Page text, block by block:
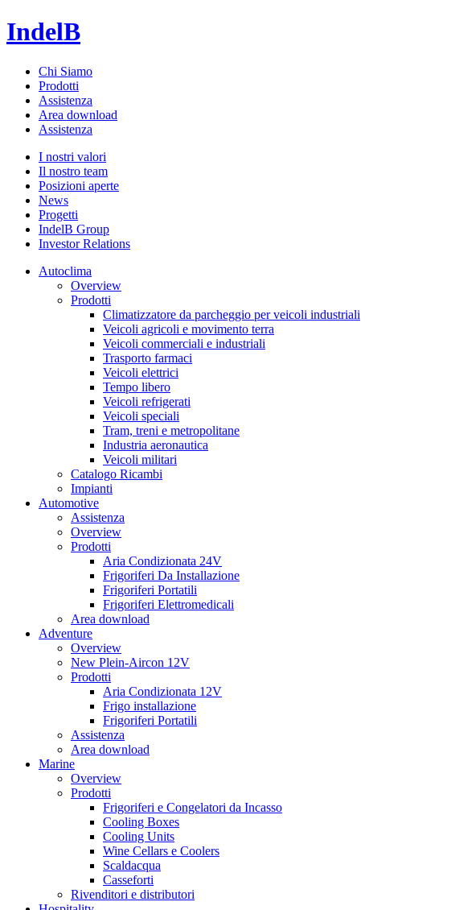
IndelB
Chi Siamo
Prodotti
Assistenza
Area download
Assistenza
I nostri valori
Il nostro team
Posizioni aperte
News
Progetti
IndelB Group
Investor Relations
Autoclima
Overview
Prodotti
Climatizzatore da parcheggio per veicoli industriali
Veicoli agricoli e movimento terra
Veicoli commerciali e industriali
Trasporto farmaci
Veicoli elettrici
Tempo libero
Veicoli refrigerati
Veicoli speciali
Tram, treni e metropolitane
Industria aeronautica
Veicoli militari
Catalogo Ricambi
Impianti
Automotive
Assistenza
Overview
Prodotti
Aria Condizionata 24V
Frigoriferi Da Installazione
Frigoriferi Portatili
Frigoriferi Elettromedicali
Area download
Adventure
Overview
New Plein-Aircon 12V
Prodotti
Aria Condizionata 12V
Frigo installazione
Frigoriferi Portatili
Assistenza
Area download
Marine
Overview
Prodotti
Frigoriferi e Congelatori da Incasso
Cooling Boxes
Cooling Units
Wine Cellars e Coolers
Scaldacqua
Casseforti
Rivenditori e distributori